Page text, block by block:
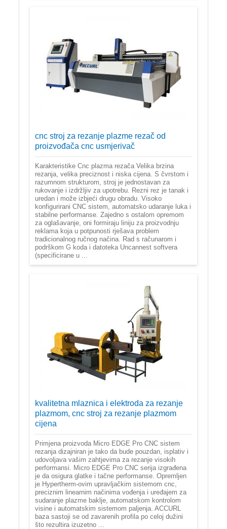
cnc stroj za rezanje plazme rezač od
proizvođača cnc usmjerivač
Karakteristike Cnc plazma rezača Velika brzina
rezanja, velika preciznost i niska cijena. S čvrstom i
razumnom strukturom, stroj je jednostavan za
rukovanje i izdržljiv za upotrebu. Rezni rez je tanak i
uredan i može izbjeći drugu obradu. Visoko
konfigurirani CNC sistem, automatsko udaranje luka i
stabilne performanse. Zajedno s ostalom opremom
za oglašavanje, oni formiraju liniju za proizvodnju
reklama koja u potpunosti rješava problem
tradicionalnog ručnog načina. Rad s računarom i
podrškom G koda i datoteka Uncannest softvera
(specificirane u ...
kvalitetna mlaznica i elektroda za rezanje
plazmom, cnc stroj za rezanje plazmom
cijena
Primjena proizvoda Micro EDGE Pro CNC sistem
rezanja dizajniran je tako da bude pouzdan, isplativ i
udovoljava vašim zahtjevima za rezanje visokih
performansi. Micro EDGE Pro CNC serija izgrađena
je da osigura glatke i tačne performanse. Opremljen
je Hypertherm-ovim upravljačkim sistemom cnc,
preciznim linearnim načinima vođenja i uređajem za
sudaranje plazme baklje, automatskom kontrolom
visine i automatskim sistemom paljenja. ACCURL
baza sastoji se od zavarenih profila po celoj dužini
što rezultira izuzetno ...